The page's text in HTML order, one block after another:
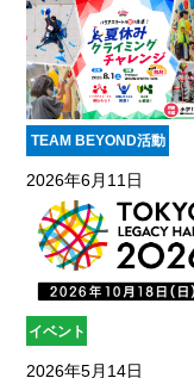
TEAM BEYOND活動
2026年6月11日
イベント
2026年5月14日